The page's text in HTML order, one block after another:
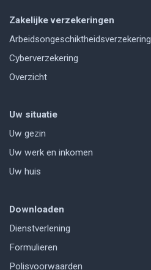
Zakelijke verzekeringen
Arbeidsongeschiktheidsverzekering
Cyberverzekering
Overzicht
Uw situatie
Uw gezin
Uw werk en inkomen
Uw huis
Downloaden
Dienstverlening
Formulieren
Polisvoorwaarden